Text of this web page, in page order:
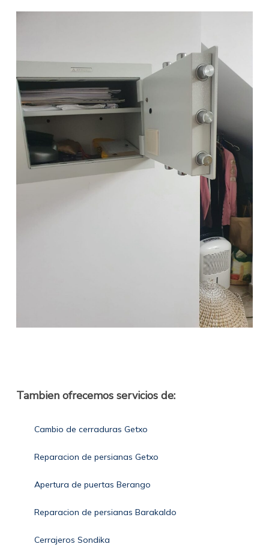
Tambien ofrecemos servicios de:
Cambio de cerraduras Getxo
Reparacion de persianas Getxo
Apertura de puertas Berango
Reparacion de persianas Barakaldo
Cerrajeros Sondika